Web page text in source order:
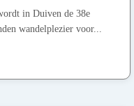
in Duiven de 38e
wandelplezier voor...